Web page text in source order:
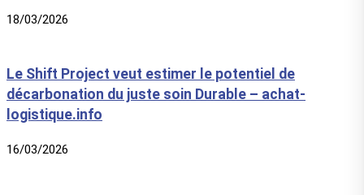
18/03/2026
Le Shift Project veut estimer le potentiel de
décarbonation du juste soin Durable – achat-
logistique.info
16/03/2026